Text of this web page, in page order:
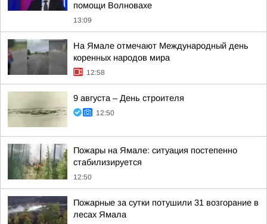
помощи Волновахе
13:09
На Ямале отмечают Международный день
коренных народов мира
12:58
9 августа – День строителя
12:50
Пожары на Ямале: ситуация постепенно
стабилизируется
12:50
Пожарные за сутки потушили 31 возгорание в
лесах Ямала